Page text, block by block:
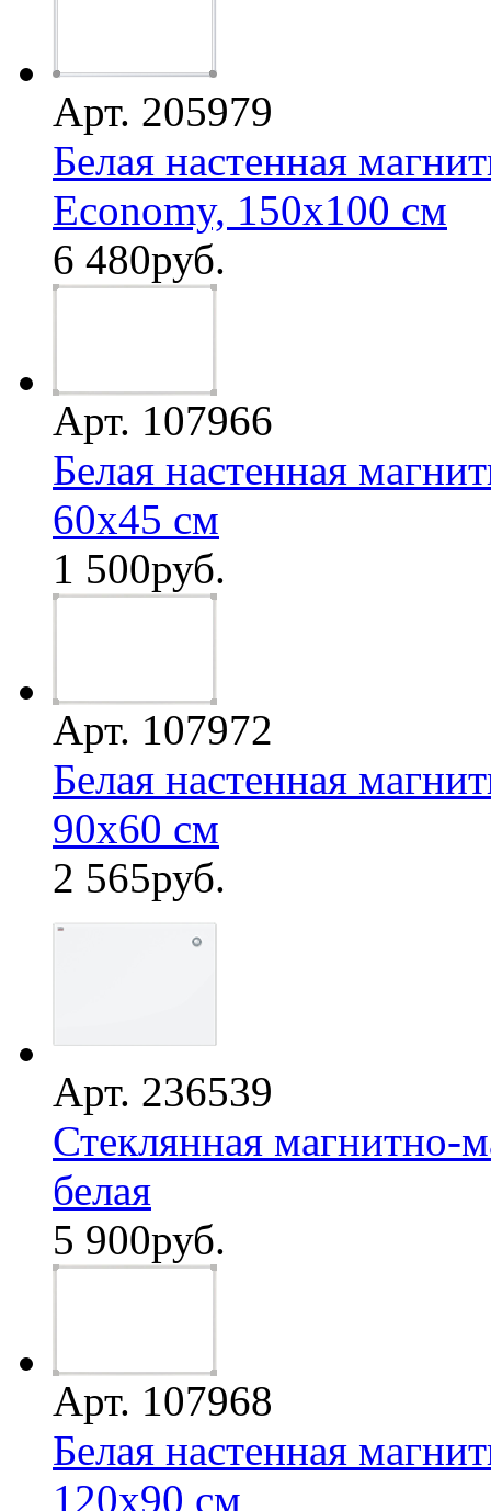
Арт. 205979
Белая настенная
Economy, 150х100 см
6 480руб.
Арт. 107966
Белая настенная
60х45 см
1 500руб.
Арт. 107972
Белая настенная
90х60 см
2 565руб.
Арт. 236539
Стеклянная магнитно-
белая
5 900руб.
Арт. 107968
Белая настенная
120х90 см